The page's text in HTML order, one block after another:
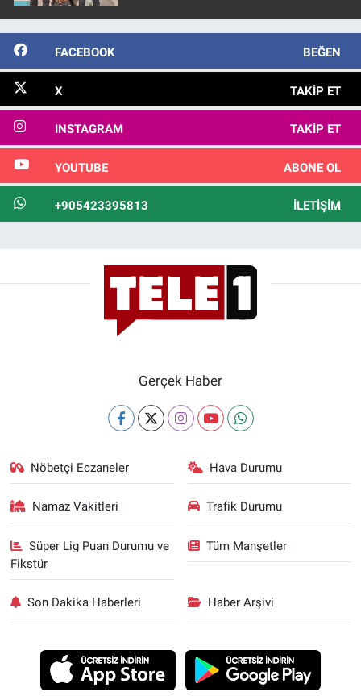
FACEBOOK BEĞEN
X TAKIP ET
INSTAGRAM TAKIP ET
YOUTUBE ABONE OL
+905423395813 İLETIŞIM
Gerçek Haber
Nöbetçi Eczaneler Hava Durumu
Namaz Vakitleri Trafik Durumu
Süper Lig Puan Durumu ve
Fikstür
Tüm Manşetler
Son Dakika Haberleri Haber Arşivi